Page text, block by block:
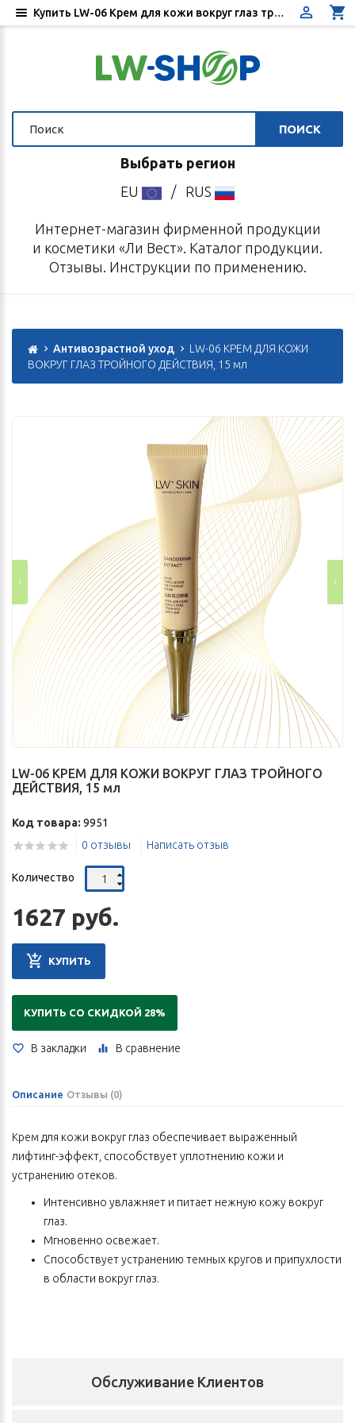
ПОИСК
Выбрать регион
EU
/ RUS
Интернет-магазин фирменной продукции
и косметики «Ли Вест». Каталог продукции.
Отзывы. Инструкции по применению.
Антивозрастной уход
LW-06 КРЕМ ДЛЯ КОЖИ
ВОКРУГ ГЛАЗ ТРОЙНОГО ДЕЙСТВИЯ, 15 мл
LW-06 КРЕМ ДЛЯ КОЖИ ВОКРУГ ГЛАЗ ТРОЙНОГО
ДЕЙСТВИЯ, 15 мл
Код товара: 9951
0 отзывы
Написать отзыв
Количество
1627 руб.
КУПИТЬ
КУПИТЬ СО СКИДКОЙ 28%
В закладки В сравнение
Описание Отзывы (0)
Крем для кожи вокруг глаз обеспечивает выраженный
лифтинг-эффект, способствует уплотнению кожи и
устранению отеков.
Интенсивно увлажняет и питает нежную кожу вокруг
глаз.
Мгновенно освежает.
Способствует устранению темных кругов и припухлости
в области вокруг глаз.
ACRYLOYLDIMETHYL TAURATE COPOLYMER, SQUALANE, SORBITAN
Обслуживание Клиентов
Купить LW-06 Крем для кожи вокруг глаз тройного действия 15 мл Ли Вест